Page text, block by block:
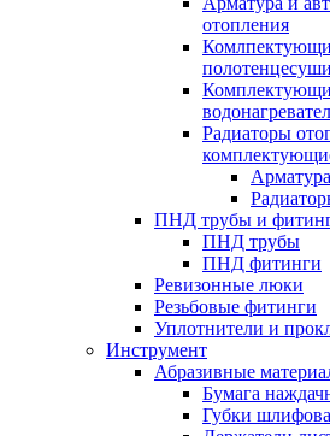
отопления
Радиаторы
ПНД трубы и
ПНД трубы
ПНД фитинги
Ревизонные люки
Резьбовые фитинги
Уплотнители и
Инструмент
Абразивные
Бумага
Губки